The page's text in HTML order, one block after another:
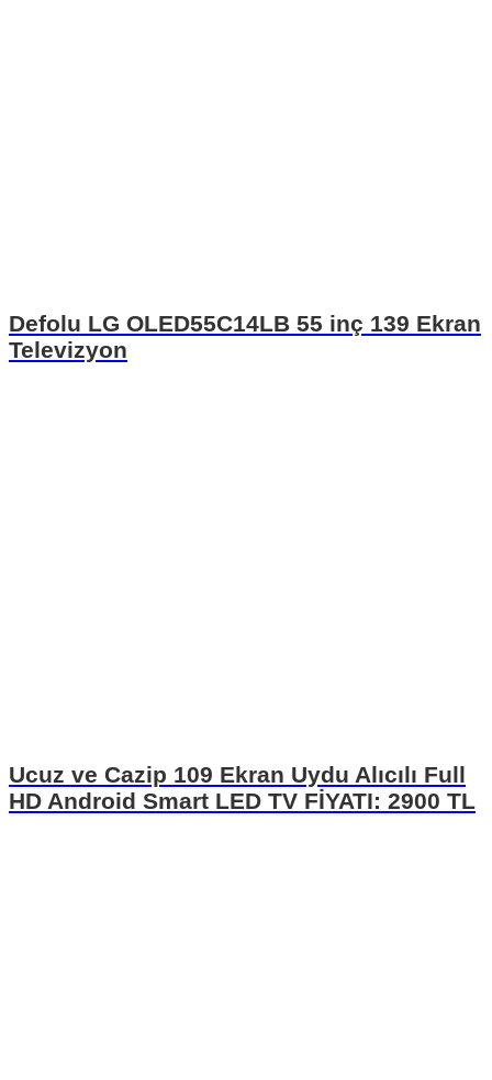
Defolu LG OLED55C14LB 55 inç 139 Ekran
Televizyon
Ucuz ve Cazip 109 Ekran Uydu Alıcılı Full
HD Android Smart LED TV FİYATI: 2900 TL